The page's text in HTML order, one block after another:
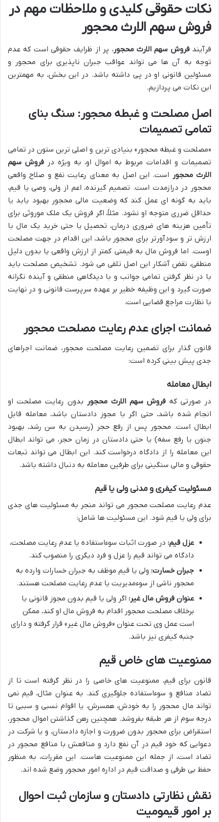
نکات حقوقی کلیدی و ملاحظات مهم در
فروش سهم الارث محجور
فرآیندفروش سهم الارث محجور، پر از ظرایف حقوقی است که عدم
توجه به آن ها می تواند عواقب جبران ناپذیری برای محجور و
مسئولین قانونی او در پی داشته باشد. در این بخش، به مهمترین
این نکات می پردازیم.
اصل مصلحت و غبطه محجور: سنگ بنای
تمامی تصمیمات
«مصلحت و غبطه محجور» بنیادی ترین و اصلی ترین ستون در تمامی
تصمیمات و اقدامات مربوط به اموال او، به ویژه در فروش سهم
الارث محجور است. این اصل به معنای رعایت نفع و صلاح واقعی
محجور در درازمدت است. تصمیم گیرنده، اعم از ولی، وصی یا قیم،
باید به گونه ای عمل کند که وضعیت مالی محجور بهبود یابد یا
حداقل ضرری متوجه او نشود. مثلاً، اگر فروش یک ملک موروثی برای
تأمین هزینه های ضروری درمان، تحصیل یا حتی خرید یک مال با
ارزش تر و سودآورتر برای محجور باشد، این اقدام در جهت مصلحت
اوست. اما فروش مال به قیمتی کمتر از ارزش واقعی یا بدون دلیل
منطقی، نقض آشکار این اصل تلقی می شود. تشخیص مصلحت باید
با در نظر گرفتن تمامی جوانب و با دیدگاهی منطقی و آینده نگرانه
صورت گیرد و این وظیفه خطیر بر عهده سرپرست قانونی و در نهایت
با نظارت مراجع قضایی است.
ضمانت اجرای عدم رعایت مصلحت محجور
قانون گذار برای تضمین رعایت مصلحت محجور، ضمانت اجراهای
جدی پیش بینی کرده است:
ابطال معامله
در صورتی که فروش سهم الارث محجور بدون رعایت مصلحت او
انجام شده باشد، حتی اگر با مجوز دادستان باشد، معامله قابل
ابطال است. محجور پس از رفع حجر (رسیدن به سن رشد، بهبود
جنون یا رفع سفه) یا حتی دادستان در زمان حجر، می تواند ابطال
این معامله را از دادگاه درخواست کند. این ابطال می تواند تبعات
حقوقی و مالی سنگینی برای طرفین معامله به دنبال داشته باشد.
مسئولیت کیفری و مدنی ولی یا قیم
عدم رعایت مصلحت محجور می تواند منجر به مسئولیت های جدی
برای ولی یا قیم شود. این مسئولیت ها شامل:
عزل قیم: در صورت اثبات سوءاستفاده یا عدم رعایت مصلحت،
دادگاه می تواند قیم را عزل و فرد دیگری را منصوب کند.
جبران خسارت: ولی یا قیم موظف به جبران خسارات وارده به
محجور ناشی از سوءمدیریت یا عدم رعایت مصلحت هستند.
عنوان فروش مال غیر: اگر ولی یا قیم بدون مجوز قانونی یا
برخلاف مصلحت محجور اقدام به فروش مال او کند، ممکن
است عمل وی تحت عنوان «فروش مال غیر» قرار گرفته و دارای
جنبه کیفری نیز باشد.
ممنوعیت های خاص قیم
قانون برای قیم، ممنوعیت های خاصی را در نظر گرفته است تا از
تضاد منافع و سوءاستفاده جلوگیری کند. به عنوان مثال، قیم نمی
تواند مال محجور را به خودش، همسرش، یا اقوام نسبی و سببی تا
درجه سوم از هر طبقه بفروشد. همچنین رهن گذاشتن اموال محجور،
استقراض برای محجور بدون ضرورت و اجازه دادستان، و یا شرکت در
دعوایی که خود قیم در آن نفع دارد و منافعش با منافع محجور در
تضاد است، از جمله این ممنوعیت هاست. این مقررات، به منظور
حفظ بی طرفی و صداقت قیم در اداره امور محجور وضع شده اند.
نقش نظارتی دادستان و سازمان ثبت احوال
بر امور قیمومیت